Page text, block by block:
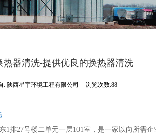
热器清洗-提供优良的换热器清洗
: 陕西星宇环境工程有限公司 浏览次数:88
1排27号楼二单元一层101室，是一家以向所需